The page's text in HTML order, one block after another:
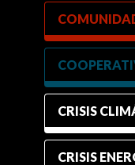
CRISIS
CRISIS